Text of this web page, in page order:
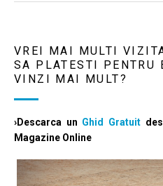
VREI MAI MULTI
SA PLATESTI PENTRU
VINZI MAI MULT?
›Descarca un Ghid Gratuit
Magazine Online